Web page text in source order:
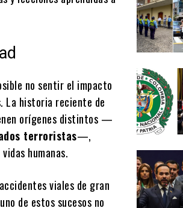
no sentir el impacto
La historia reciente de
orígenes distintos —
terroristas—,
humanas.
viales de gran
de estos sucesos no